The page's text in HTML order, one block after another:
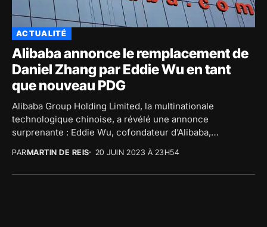
ACTUALITÉ
Alibaba annonce le remplacement de
Daniel Zhang par Eddie Wu en tant
que nouveau PDG
Alibaba Group Holding Limited, la multinationale
technologique chinoise, a révélé une annonce
surprenante : Eddie Wu, cofondateur d’Alibaba,
PARMARTIN DE REIS 20 JUIN 2023 À 23H54